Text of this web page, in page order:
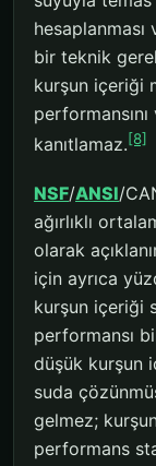
bir teknik
kurşun içeriği
kanıtlamaz.[8]
NSF/ANSI/
ağırlıklı
olarak
için ayrıca
kurşun içeriği
performansı
düşük kurşun
suda
gelmez;
performans